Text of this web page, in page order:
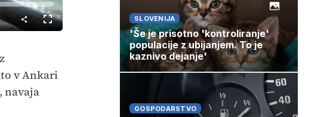
Celozaslonski
način
v Ankari
navaja
SLOVENIJA
'Še je prisotno 'kontroliranje'
populacije z ubijanjem. To je
kaznivo dejanje'
GOSPODARSTVO